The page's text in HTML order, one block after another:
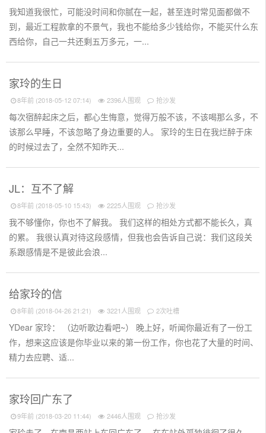
我知道我很忙，可能没时间和你腻在一起，甚至连时常见面都做不
到，最近工程款拿的不景气，我也不能给多少钱给你，不能买什么东
西给你，自己一共还剩五万多元，一...
家玲的生日
8年前 (2018-05-12 07:14) 2396人围观 抢沙发
每次宿醉起床之后，都心生悔意，觉得万般不该，不该喝那么多，不
该那么早睡，不该忽略了身边重要的人。 家玲的生日在我烂醉于床
的时候过去了，全然不知昨天...
JL：互不了解
8年前 (2018-05-10 15:43) 2225人围观 抢沙发
我不够懂你，你也不了解我。 我们这样的相处方式都不能长久，真
的累。 我很认真对待这段感情，但我也会告诉自己说：我们这段关
系跟感情是不是彼此会浪...
给家玲的信
8年前 (2018-04-26 21:21) 3221人围观 2次吐槽
YDear 家玲： （边听歌边看吧~） 晚上好，听闻你最近有了一份工
作，想来这应该是你毕业以来的第一份工作，你也花了大量的时间、
精力去应聘、适...
家玲回广东了
9年前 (2018-03-20 11:44) 2446人围观 抢沙发